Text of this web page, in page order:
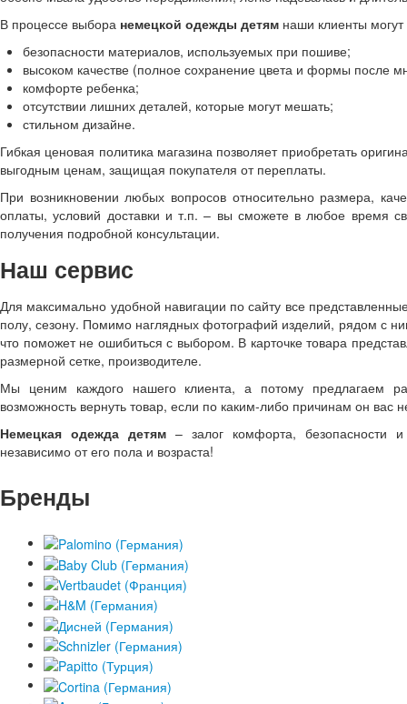
В процессе выбора немецкой одежды детям наши клиенты
безопасности материалов, используемых при пошиве;
высоком качестве (полное сохранение цвета и формы после
комфорте ребенка;
отсутствии лишних деталей, которые могут мешать;
стильном дизайне.
Гибкая ценовая политика магазина позволяет приобретать
выгодным ценам, защищая покупателя от переплаты.
При возникновении любых вопросов относительно размера,
оплаты, условий доставки и т.п. – вы сможете в любое время
получения подробной консультации.
Наш сервис
Для максимально удобной навигации по сайту все
полу, сезону. Помимо наглядных фотографий изделий, рядом с
что поможет не ошибиться с выбором. В карточке товара
размерной сетке, производителе.
Мы ценим каждого нашего клиента, а потому предлагаем
возможность вернуть товар, если по каким-либо причинам он вас
Немецкая одежда детям – залог комфорта, безопасности
независимо от его пола и возраста!
Бренды